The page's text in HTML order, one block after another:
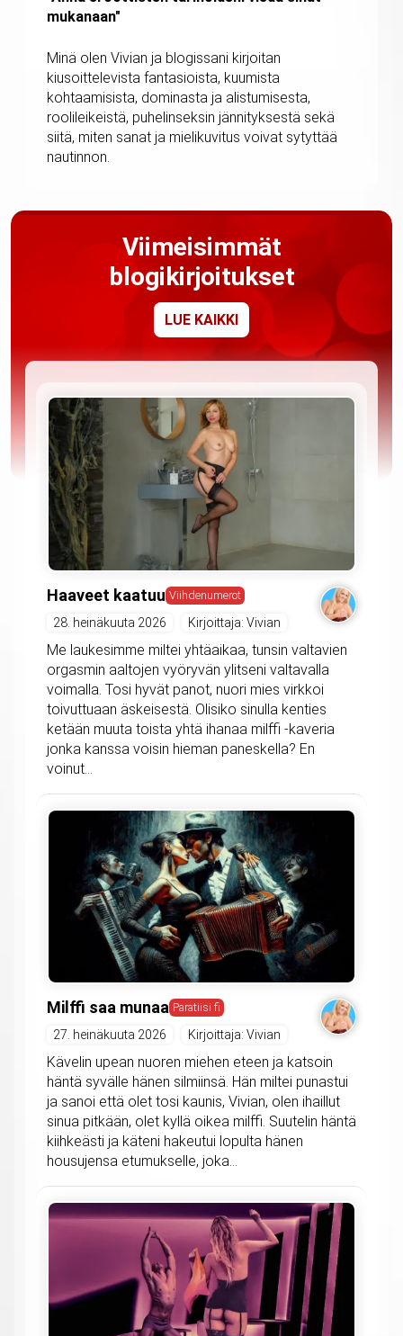
mukanaan"
Minä olen Vivian ja blogissani kirjoitan
kiusoittelevista fantasioista, kuumista
kohtaamisista, dominasta ja alistumisesta,
roolileikeistä, puhelinseksin jännityksestä sekä
siitä, miten sanat ja mielikuvitus voivat sytyttää
nautinnon.
Viimeisimmät
blogikirjoitukset
LUE KAIKKI
Haaveet kaatuu Viihdenumerot
28. heinäkuuta 2026 Kirjoittaja: Vivian
Me laukesimme miltei yhtäaikaa, tunsin valtavien
orgasmin aaltojen vyöryvän ylitseni valtavalla
voimalla. Tosi hyvät panot, nuori mies virkkoi
toivuttuaan äskeisestä. Olisiko sinulla kenties
ketään muuta toista yhtä ihanaa milffi -kaveria
jonka kanssa voisin hieman paneskella? En
voinut...
Milffi saa munaa Paratiisi fi
27. heinäkuuta 2026 Kirjoittaja: Vivian
Kävelin upean nuoren miehen eteen ja katsoin
häntä syvälle hänen silmiinsä. Hän miltei punastui
ja sanoi että olet tosi kaunis, Vivian, olen ihaillut
sinua pitkään, olet kyllä oikea milffi. Suutelin häntä
kiihkeästi ja käteni hakeutui lopulta hänen
housujensa etumukselle, joka...